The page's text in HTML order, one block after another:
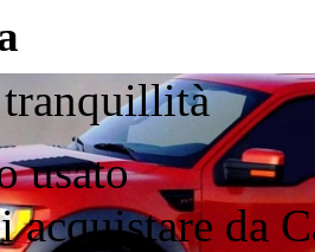
usato
acquistare da